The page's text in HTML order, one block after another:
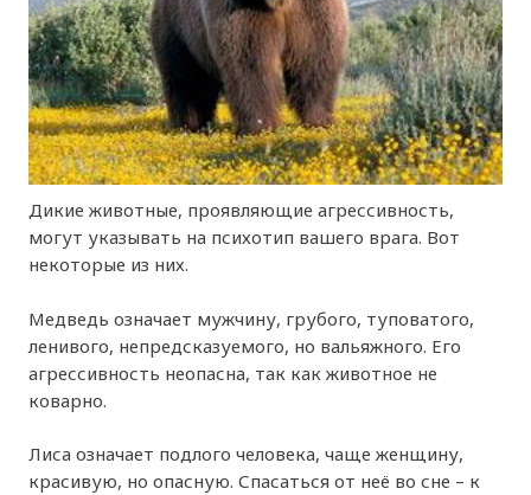
Дикие животные, проявляющие агрессивность,
могут указывать на психотип вашего врага. Вот
некоторые из них.
Медведь означает мужчину, грубого, туповатого,
ленивого, непредсказуемого, но вальяжного. Его
агрессивность неопасна, так как животное не
коварно.
Лиса означает подлого человека, чаще женщину,
красивую, но опасную. Спасаться от неё во сне – к